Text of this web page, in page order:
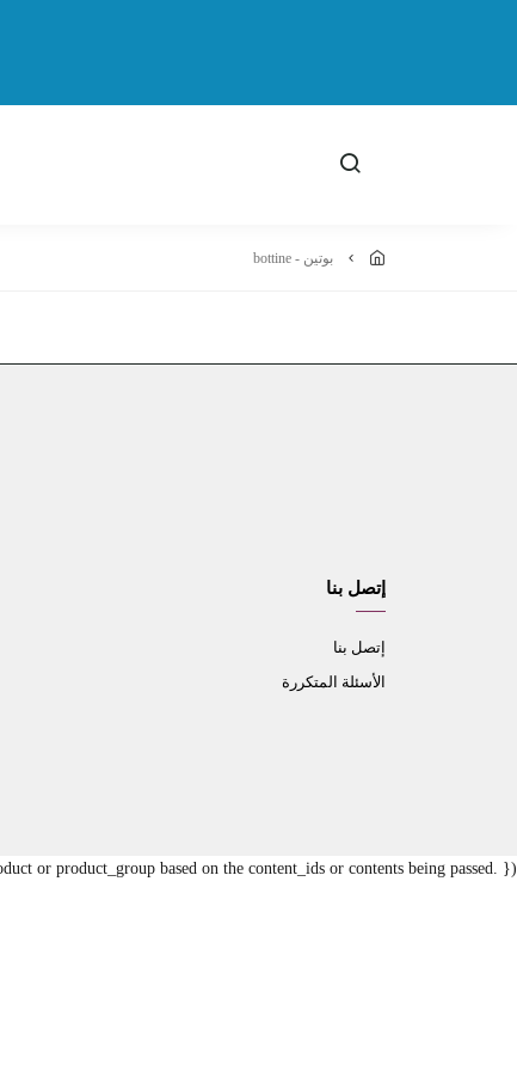
بوتين - bottine
إتصل بنا
إتصل بنا
الأسئلة المتكررة
or product_group based on the content_ids or contents being passed. });